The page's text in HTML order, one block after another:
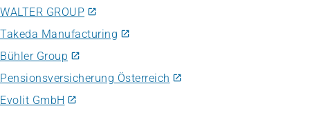
WALTER GROUP
Takeda Manufacturing
Bühler Group
Pensionsversicherung Österreich
Evolit GmbH